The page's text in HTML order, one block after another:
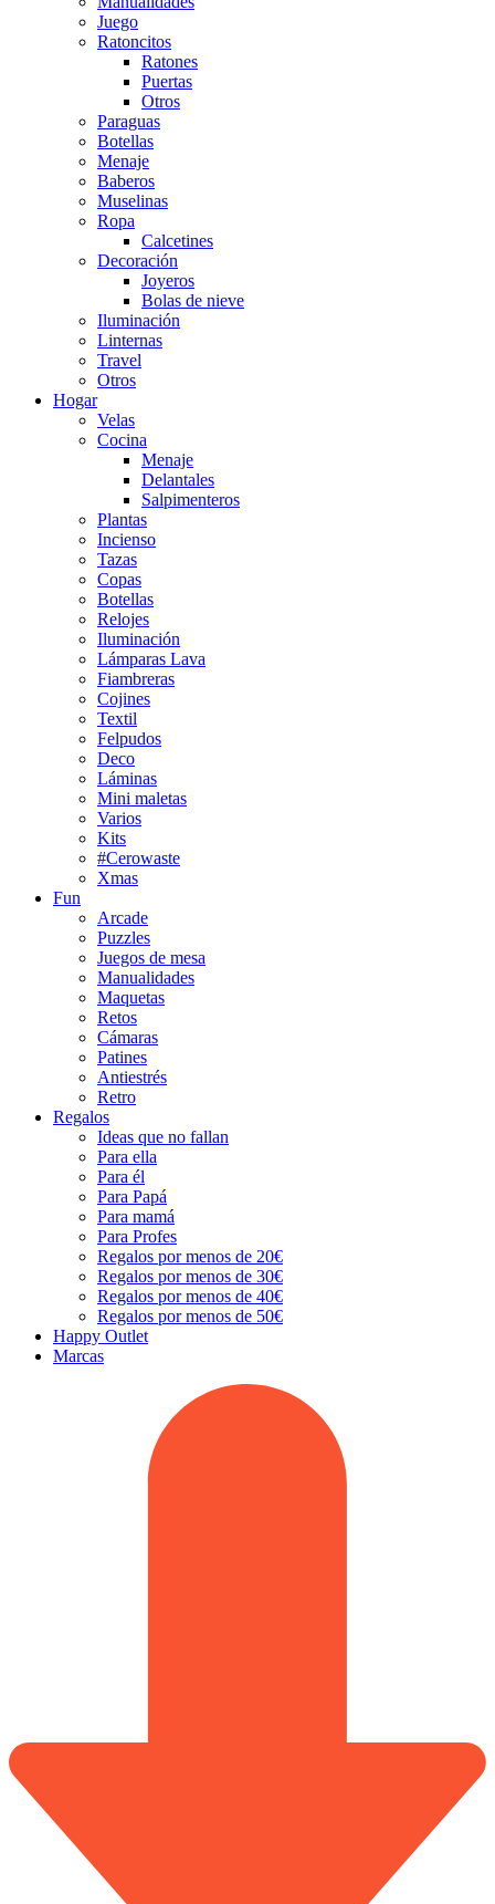
Juego
Ratoncitos
Ratones
Puertas
Otros
Paraguas
Botellas
Menaje
Baberos
Muselinas
Ropa
Calcetines
Decoración
Joyeros
Bolas de nieve
Iluminación
Linternas
Travel
Otros
Hogar
Velas
Cocina
Menaje
Delantales
Salpimenteros
Plantas
Incienso
Tazas
Copas
Botellas
Relojes
Iluminación
Lámparas Lava
Fiambreras
Cojines
Textil
Felpudos
Deco
Láminas
Mini maletas
Varios
Kits
#Cerowaste
Xmas
Fun
Arcade
Puzzles
Juegos de mesa
Manualidades
Maquetas
Retos
Cámaras
Patines
Antiestrés
Retro
Regalos
Ideas que no fallan
Para ella
Para él
Para Papá
Para mamá
Para Profes
Regalos por menos de 20€
Regalos por menos de 30€
Regalos por menos de 40€
Regalos por menos de 50€
Happy Outlet
Marcas